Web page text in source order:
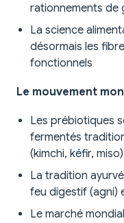
rationnements de
La science
désormais les
fonctionnels
Le mouvement
Les prébiotiques
fermentés
(kimchi, kéfir, miso)
La tradition
feu digestif (agni)
Le marché